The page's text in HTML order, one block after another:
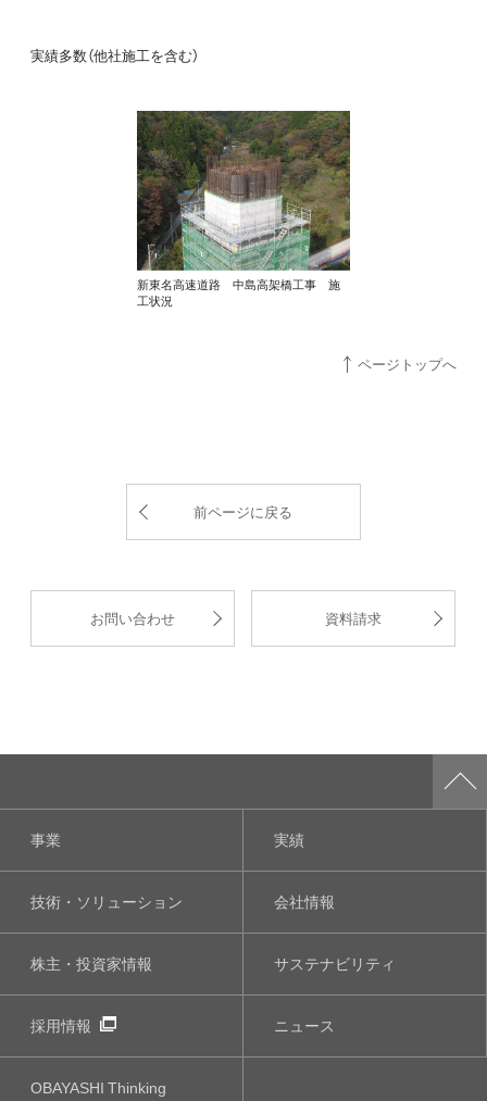
実績多数（他社施工を含む）
新東名高速道路 中島高架橋工事 施
工状況
ページトップへ
前ページに戻る
お問い合わせ 資料請求
事業 実績
技術・ソリューション 会社情報
株主・投資家情報 サステナビリティ
採用情報 ニュース
OBAYASHIThinking